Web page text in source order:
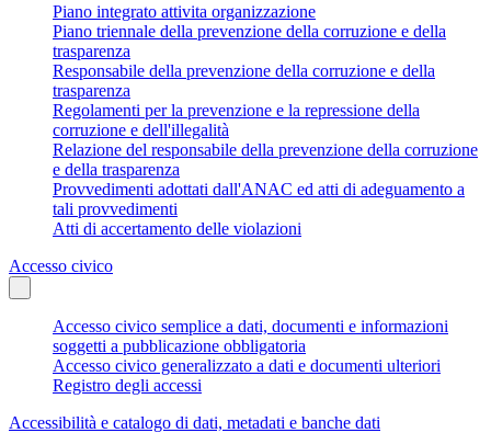
Piano integrato attivita organizzazione
Piano triennale della prevenzione della corruzione e della
trasparenza
Responsabile della prevenzione della corruzione e della
trasparenza
Regolamenti per la prevenzione e la repressione della
corruzione e dell'illegalità
Relazione del responsabile della prevenzione della corruzione
e della trasparenza
Provvedimenti adottati dall'ANAC ed atti di adeguamento a
tali provvedimenti
Atti di accertamento delle violazioni
Accesso civico
Accesso civico semplice a dati, documenti e informazioni
soggetti a pubblicazione obbligatoria
Accesso civico generalizzato a dati e documenti ulteriori
Registro degli accessi
Accessibilità e catalogo di dati, metadati e banche dati